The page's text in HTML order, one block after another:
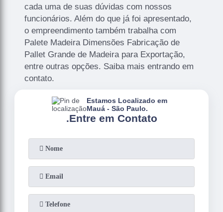
cada uma de suas dúvidas com nossos
funcionários. Além do que já foi apresentado,
o empreendimento também trabalha com
Palete Madeira Dimensões Fabricação de
Pallet Grande de Madeira para Exportação,
entre outras opções. Saiba mais entrando em
contato.
.Entre em Contato
Estamos Localizado em
Mauá - São Paulo.